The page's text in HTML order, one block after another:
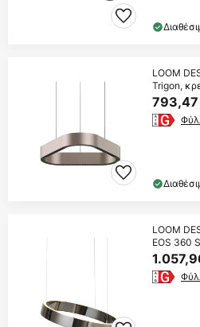
LOOM
Trigon,
793,47
LOOM
EOS 360